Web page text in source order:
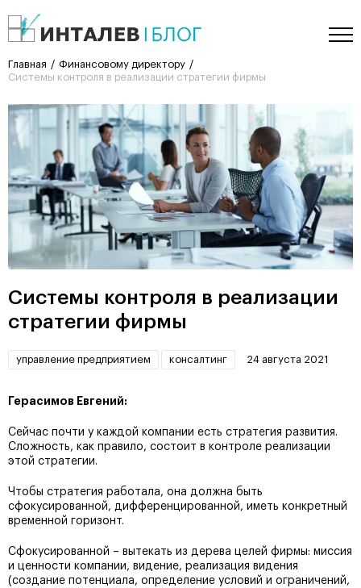
Главная
Финансовому директору
Системы контроля в реализации стратегии фирмы
Системы контроля в реализации
стратегии фирмы
управление предприятием консалтинг 24 августа 2021
Герасимов Евгений:
Сейчас почти у каждой компании есть стратегия развития.
Сложность, как правило, состоит в контроле реализации
этой стратегии.
Чтобы стратегия работала, она должна быть
сфокусированной, дифференцированной, иметь конкретный
временной горизонт.
Сфокусированной – вытекать из дерева целей фирмы: миссия
и ценности компании, видение, реализация видения
(создание потенциала, определение условий и ограничений,